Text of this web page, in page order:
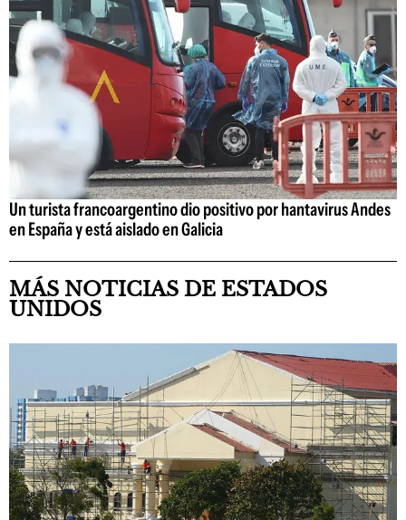
Un turista francoargentino dio positivo por hantavirus Andes
en España y está aislado en Galicia
MÁS NOTICIAS DE ESTADOS
UNIDOS